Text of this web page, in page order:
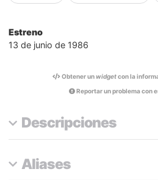
Estreno
13 de junio de 1986
Obtener unwidgetcon la
Reportar un problema con
Descripciones
Aliases